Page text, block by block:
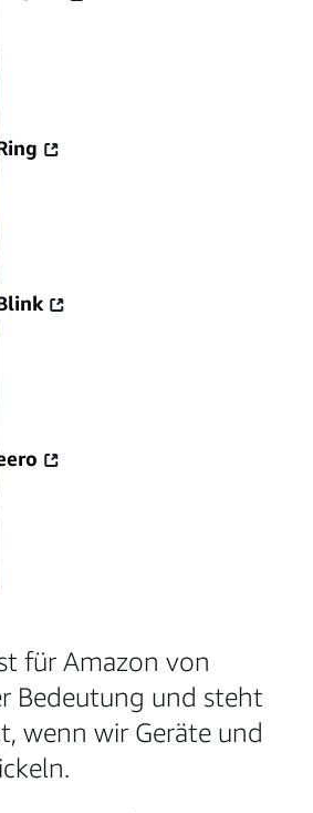
für Amazon von
Bedeutung und steht
wenn wir Geräte und